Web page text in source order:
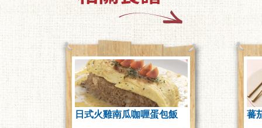
日式火雞南瓜咖喱蛋包飯 蕃